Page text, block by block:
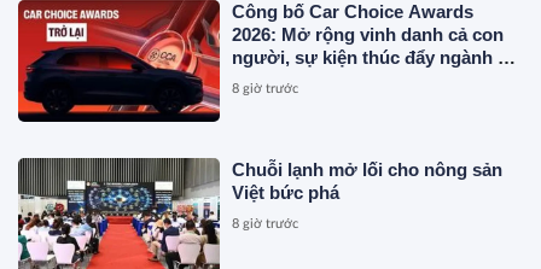
Công bố Car Choice Awards
2026: Mở rộng vinh danh cả con
người, sự kiện thúc đẩy ngành xe
Việt Nam
8 giờ trước
Chuỗi lạnh mở lối cho nông sản
Việt bức phá
8 giờ trước